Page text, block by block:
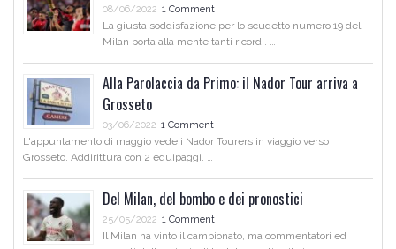
08/06/2022 1 Comment
La giusta soddisfazione per lo scudetto numero 19 del
Milan porta alla mente tanti ricordi. …
Alla Parolaccia da Primo: il Nador Tour arriva a
Grosseto
03/06/2022 1 Comment
L'appuntamento di maggio vede i Nador Tourers in viaggio verso
Grosseto. Addirittura con 2 equipaggi. …
Del Milan, del bombo e dei pronostici
25/05/2022 1 Comment
Il Milan ha vinto il campionato, ma commentatori ed